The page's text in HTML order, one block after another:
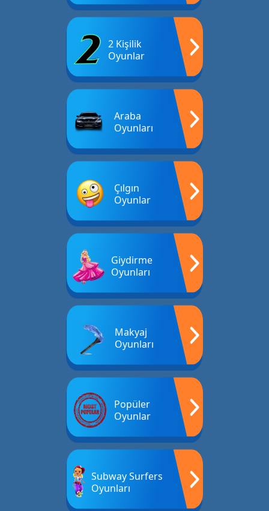
2 Kişilik
Oyunlar
Araba
Oyunları
Çılgın
Oyunlar
Giydirme
Oyunları
Makyaj
Oyunları
Popüler
Oyunlar
Subway Surfers
Oyunları